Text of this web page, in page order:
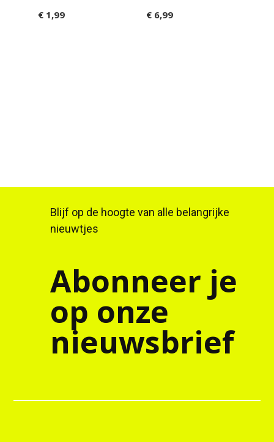
€ 1,99
€ 6,99
Blijf op de hoogte van alle belangrijke
nieuwtjes
Abonneer je
op onze
nieuwsbrief